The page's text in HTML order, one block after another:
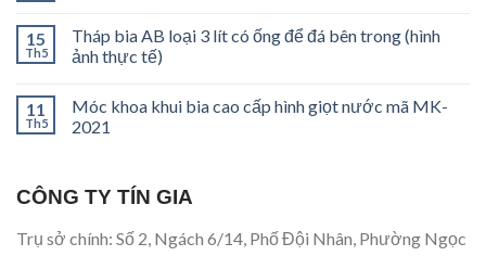
15
Th5
Tháp bia AB loại 3 lít có ống để đá bên trong (hình
ảnh thực tế)
11
Th5
Móc khoa khui bia cao cấp hình giọt nước mã MK-
2021
CÔNG TY TÍN GIA
Trụ sở chính: Số 2, Ngách 6/14, Phố Đội Nhân, Phường Ngọc